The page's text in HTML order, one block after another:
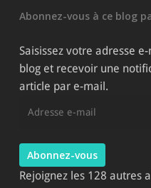
du
Abonnez-vous à ce blog
Saisissez votre adresse
blog et recevoir une
article par e-mail.
Abonnez-vous
Rejoignez les 128 autres